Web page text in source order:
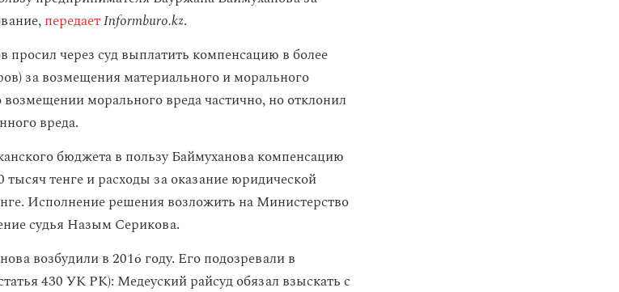
передаетInformburo.kz.
через суд выплатить компенсацию в более
за возмещения материального и морального
морального вреда частично, но отклонил
вреда.
бюджета в пользу Баймуханова компенсацию
тысяч тенге и расходы за оказание юридической
Исполнение решения возложить на Министерство
судья Назым Серикова.
возбудили в 2016 году. Его подозревали в
430 УК РК): Медеуский райсуд обязал взыскать с